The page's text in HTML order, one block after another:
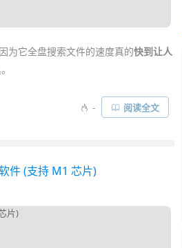
为它全盘搜索文件的速度真的快到让人
，但实际上它速度挺慢挺鸡肋的，相
Everything Toolbar这款增强插件
- 阅读全文
件 (支持 M1 芯片)